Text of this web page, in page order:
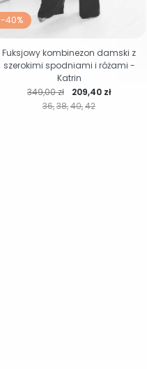
-40%
36 38 40 42
Cena regularna
349,00 zł Cena
209,40 zł
Fuksjowy kombinezon damski z
szerokimi spodniami i różami -
Katrin